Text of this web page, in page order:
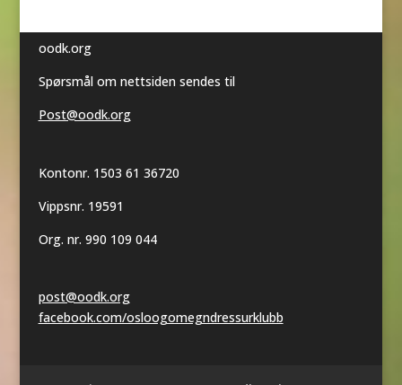
oodk.org
Spørsmål om nettsiden sendes til
Post@oodk.org
Kontonr. 1503 61 36720
Vippsnr. 19591
Org. nr. 990 109 044
post@oodk.org
facebook.com/osloogomegndressurklubb